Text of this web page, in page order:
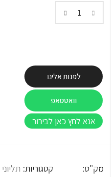
לפנות אלינו
וואטסאפ
אנא לחץ כאן לבירור
מק"ט:
קטגוריות: